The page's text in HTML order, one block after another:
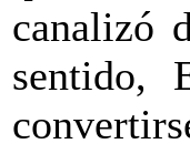
canalizó
sentido,